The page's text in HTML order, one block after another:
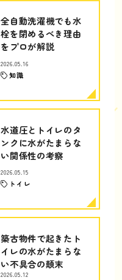
全自動洗濯機でも水
栓を閉めるべき理由
をプロが解説
2026.05.16
知識
水道圧とトイレのタ
ンクに水がたまらな
い関係性の考察
2026.05.15
トイレ
築古物件で起きたト
イレの水がたまらな
い不具合の顛末
2026.05.12